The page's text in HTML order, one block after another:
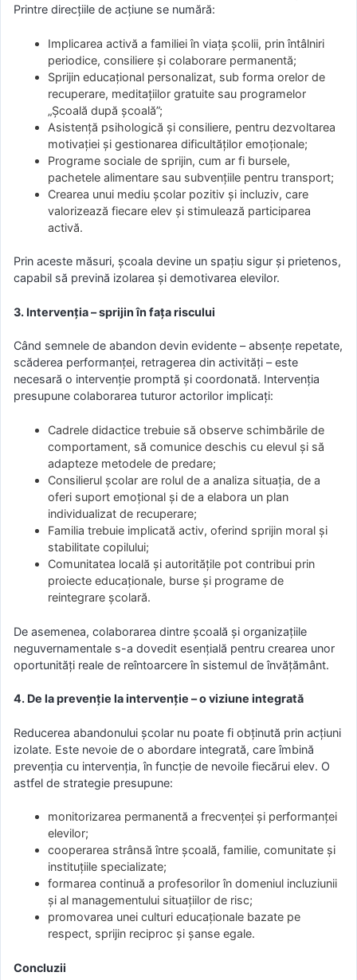
Printre direcțiile de acțiune se numără:
Implicarea activă a familiei în viața școlii, prin întâlniri
periodice, consiliere și colaborare permanentă;
Sprijin educațional personalizat, sub forma orelor de
recuperare, meditațiilor gratuite sau programelor
„Școală după școală”;
Asistență psihologică și consiliere, pentru dezvoltarea
motivației și gestionarea dificultăților emoționale;
Programe sociale de sprijin, cum ar fi bursele,
pachetele alimentare sau subvențiile pentru transport;
Crearea unui mediu școlar pozitiv și incluziv, care
valorizează fiecare elev și stimulează participarea
activă.
Prin aceste măsuri, școala devine un spațiu sigur și prietenos,
capabil să prevină izolarea și demotivarea elevilor.
3. Intervenția – sprijin în fața riscului
Când semnele de abandon devin evidente – absențe repetate,
scăderea performanței, retragerea din activități – este
necesară o intervenție promptă și coordonată. Intervenția
presupune colaborarea tuturor actorilor implicați:
Cadrele didactice trebuie să observe schimbările de
comportament, să comunice deschis cu elevul și să
adapteze metodele de predare;
Consilierul școlar are rolul de a analiza situația, de a
oferi suport emoțional și de a elabora un plan
individualizat de recuperare;
Familia trebuie implicată activ, oferind sprijin moral și
stabilitate copilului;
Comunitatea locală și autoritățile pot contribui prin
proiecte educaționale, burse și programe de
reintegrare școlară.
De asemenea, colaborarea dintre școală și organizațiile
neguvernamentale s-a dovedit esențială pentru crearea unor
oportunități reale de reîntoarcere în sistemul de învățământ.
4. De la prevenție la intervenție – o viziune integrată
Reducerea abandonului școlar nu poate fi obținută prin acțiuni
izolate. Este nevoie de o abordare integrată, care îmbină
prevenția cu intervenția, în funcție de nevoile fiecărui elev. O
astfel de strategie presupune:
monitorizarea permanentă a frecvenței și performanței
elevilor;
cooperarea strânsă între școală, familie, comunitate și
instituțiile specializate;
formarea continuă a profesorilor în domeniul incluziunii
și al managementului situațiilor de risc;
promovarea unei culturi educaționale bazate pe
respect, sprijin reciproc și șanse egale.
Concluzii